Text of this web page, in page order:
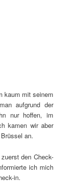
kaum mit seinem
aufgrund der
nur hoffen, im
kamen wir aber
an.
den Check-
ich mich
in.